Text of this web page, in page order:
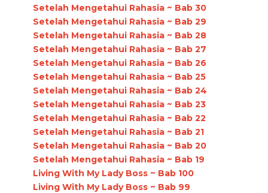
Setelah Mengetahui Rahasia ~ Bab 30
Setelah Mengetahui Rahasia ~ Bab 29
Setelah Mengetahui Rahasia ~ Bab 28
Setelah Mengetahui Rahasia ~ Bab 27
Setelah Mengetahui Rahasia ~ Bab 26
Setelah Mengetahui Rahasia ~ Bab 25
Setelah Mengetahui Rahasia ~ Bab 24
Setelah Mengetahui Rahasia ~ Bab 23
Setelah Mengetahui Rahasia ~ Bab 22
Setelah Mengetahui Rahasia ~ Bab 21
Setelah Mengetahui Rahasia ~ Bab 20
Setelah Mengetahui Rahasia ~ Bab 19
Living With My Lady Boss ~ Bab 100
Living With My Lady Boss ~ Bab 99